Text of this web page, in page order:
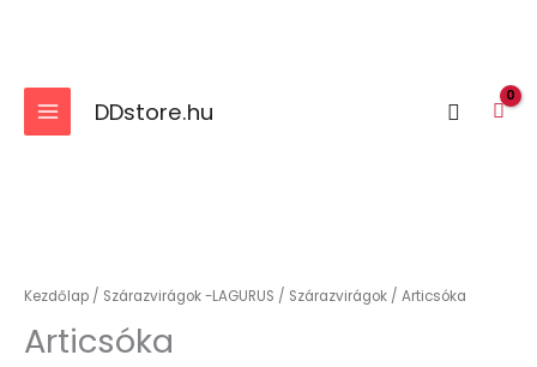
DDstore.hu Search
Kezdőlap/ Szárazvirágok -LAGURUS / Szárazvirágok/ Articsóka
Articsóka